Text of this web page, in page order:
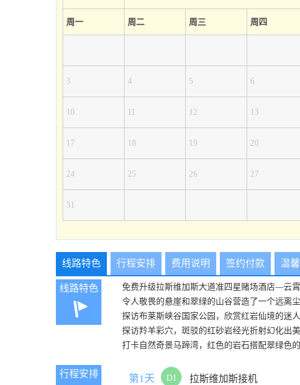
周一 周二 周三 周四
3 4 5 6
10 11 12 13
17 18 19 20
24 25 26 27
31
线路特色 行程安排 费用说明 签约付款 温
线路特色
免费升级拉斯维加斯大道准四星赌场酒店—云
令人敬畏的悬崖和翠绿的山谷营造了一个远离
探访布莱斯峡谷国家公园，欣赏红岩仙境的迷
探访羚羊彩穴，斑驳的红砂岩经光折射幻化出
打卡自然奇景马蹄湾，红色的岩石搭配翠绿色
行程安排 第1天 D1 拉斯维加斯接机